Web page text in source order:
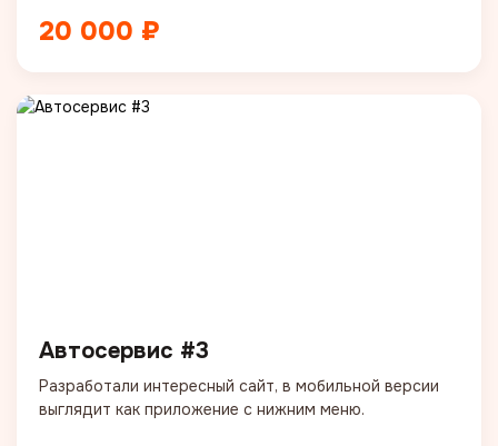
20 000 ₽
Автосервис #3
Разработали интересный сайт, в мобильной версии
выглядит как приложение с нижним меню.